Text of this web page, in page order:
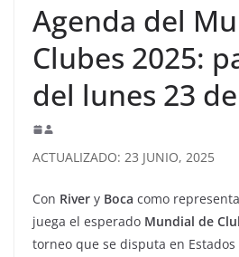
Agenda del
Clubes 2025:
del lunes 23
ACTUALIZADO: 23 JUNIO, 2025
Con River y Boca como
juega el esperado Mundial de
torneo que se disputa en